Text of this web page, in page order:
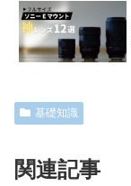
基礎知識
関連記事